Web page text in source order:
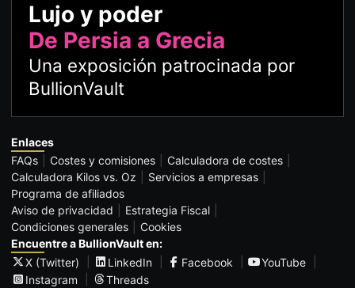
Lujo y poder
De Persia a Grecia
Una exposición patrocinada por
BullionVault
Enlaces
FAQs
Costes y comisiones
Calculadora de costes
Calculadora Kilos vs. Oz
Servicios a empresas
Programa de afiliados
Aviso de privacidad
Estrategia Fiscal
Condiciones generales
Cookies
Encuentre a BullionVault en:
X (Twitter)
LinkedIn Facebook
YouTube
Instagram
Threads